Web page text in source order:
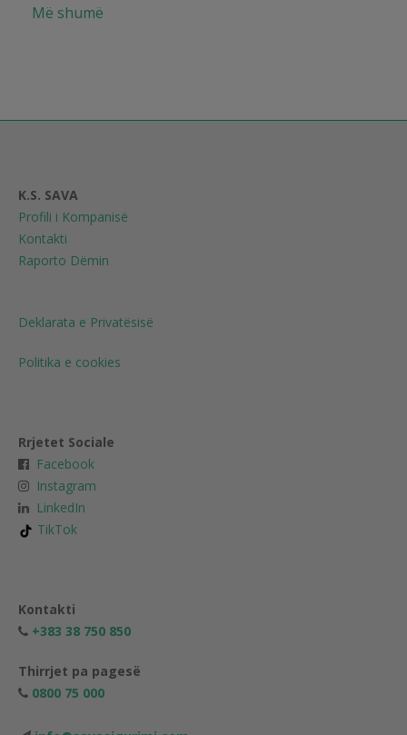
Më shumë
K.S. SAVA
Profili i Kompanisë
Kontakti
Raporto Dëmin
Deklarata e Privatësisë
Politika e cookies
Rrjetet Sociale
Facebook
Instagram
LinkedIn
TikTok
Kontakti
+383 38 750 850
Thirrjet pa pagesë
0800 75 000